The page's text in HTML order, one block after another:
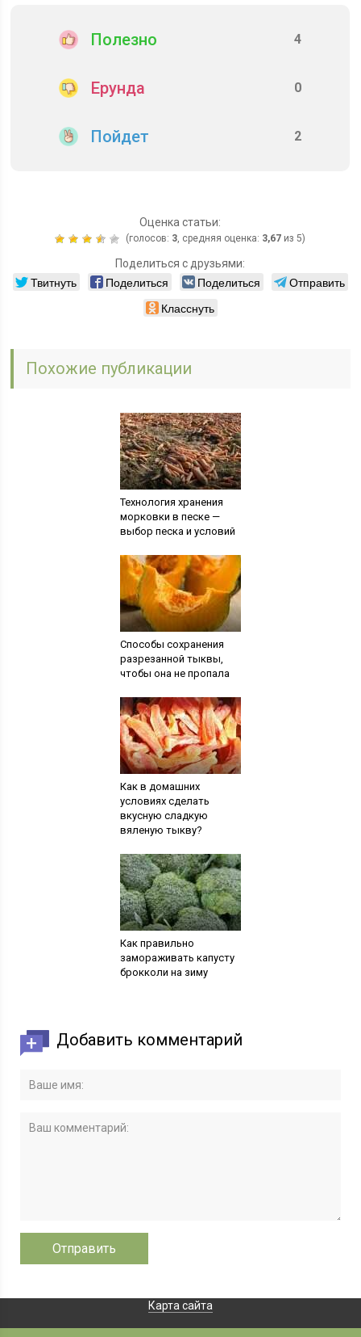
Полезно 4
Ерунда 0
Пойдет 2
Оценка статьи:
(голосов: 3, средняя оценка: 3,67 из 5)
Поделиться с друзьями:
Твитнуть Поделиться Поделиться
Отправить
Класснуть
Похожие публикации
Технология хранения
морковки в песке —
выбор песка и условий
Способы сохранения
разрезанной тыквы,
чтобы она не пропала
Как в домашних
условиях сделать
вкусную сладкую
вяленую тыкву?
Как правильно
замораживать капусту
брокколи на зиму
Добавить комментарий
Карта сайта